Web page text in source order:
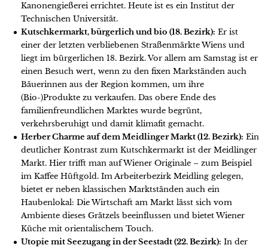
Kanonengießerei errichtet. Heute ist es ein Institut der
Technischen Universität.
Kutschkermarkt, bürgerlich und bio (18. Bezirk): Er ist
einer der letzten verbliebenen Straßenmärkte Wiens und
liegt im bürgerlichen 18. Bezirk. Vor allem am Samstag ist er
einen Besuch wert, wenn zu den fixen Markständen auch
Bäuerinnen aus der Region kommen, um ihre
(Bio-)Produkte zu verkaufen. Das obere Ende des
familienfreundlichen Marktes wurde begrünt,
verkehrsberuhigt und damit klimafit gemacht.
Herber Charme auf dem Meidlinger Markt (12. Bezirk): Ein
deutlicher Kontrast zum Kutschkermarkt ist der Meidlinger
Markt. Hier trifft man auf Wiener Originale – zum Beispiel
im Kaffee Hüftgold. Im Arbeiterbezirk Meidling gelegen,
bietet er neben klassischen Marktständen auch ein
Haubenlokal: Die Wirtschaft am Markt lässt sich vom
Ambiente dieses Grätzels beeinflussen und bietet Wiener
Küche mit orientalischem Touch.
Utopie mit Seezugang in der Seestadt (22. Bezirk): In der